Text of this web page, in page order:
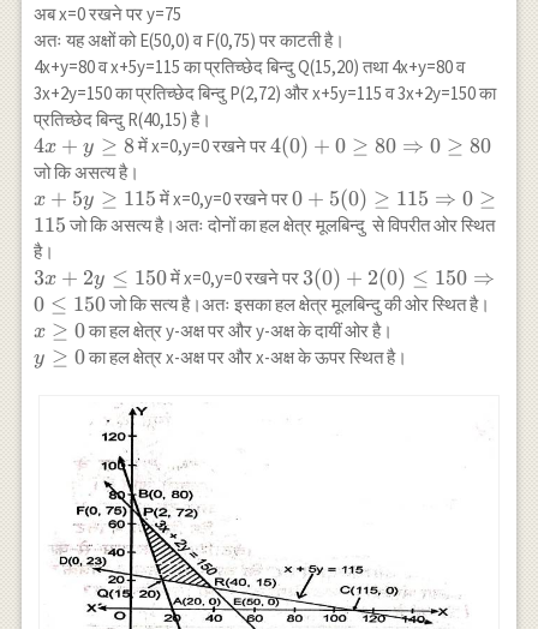
अब x=0 रखने पर y=75
अतः यह अक्षों को E(50,0) व F(0,75) पर काटती है।
4x+y=80 व x+5y=115 का प्रतिच्छेद बिन्दु Q(15,20) तथा 4x+y=80 व
3x+2y=150 का प्रतिच्छेद बिन्दु P(2,72) और x+5y=115 व 3x+2y=150 का
प्रतिच्छेद बिन्दु R(40,15) है।
4x+y
\geq
8
4x + y ≥ 8में x=0,y=0 रखने पर4(0)+0 \geq
\Rightarrow
0 \geq 80
4(0) + 0 ≥ 80 ⇒ 0 ≥ 80
जो कि असत्य है।
x+5y
\geq
115
x + 5y ≥ 115 में x=0,y=0 रखने पर0+5(0) \geq
115
0 \geq 115
0 + 5(0) ≥ 115 ⇒ 0 ≥
115 जो कि असत्य है।अतः दोनों का हल क्षेत्र मूलबिन्दु से विपरीत ओर स्थित
है।
3x+2
y
\leq
150
3x + 2y ≤ 150में x=0,y=0 रखने पर3(0)+2(0)
\leq 150
\Rightarrow
0 \leq 150
3(0) + 2(0) ≤ 150 ⇒
0 ≤ 150जो कि सत्य है।अतः इसका हल क्षेत्र मूलबिन्दु की ओर स्थित है।
x
\geq
x ≥ 0का हल क्षेत्र y-अक्ष पर और y-अक्ष के दायीं ओर है।
y
y ≥ 0का हल क्षेत्र x-अक्ष पर और x-अक्ष के ऊपर स्थित है।